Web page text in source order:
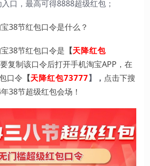
口，最高可得8888超级红包；
38节红包口令是什么？
38节红包口令是 【天降红包
复制该口令后打开手机淘宝APP，在
口令 【天降红包73777】， 点击下搜
38节超级红包会场！